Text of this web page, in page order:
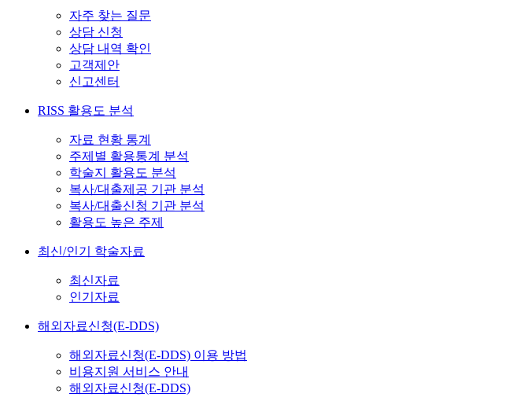
자주 찾는 질문
상담 신청
상담 내역 확인
고객제안
신고센터
RISS 활용도 분석
자료 현황 통계
주제별 활용통계 분석
학술지 활용도 분석
복사/대출제공 기관 분석
복사/대출신청 기관 분석
활용도 높은 주제
최신/인기 학술자료
최신자료
인기자료
해외자료신청(E-DDS)
해외자료신청(E-DDS) 이용 방법
비용지원 서비스 안내
해외자료신청(E-DDS)